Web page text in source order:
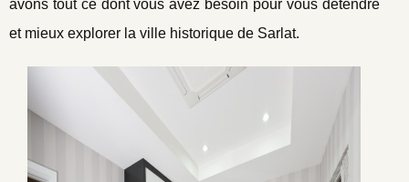
avons tout ce dont vous avez besoin pour vous détendre
et mieux explorer la ville historique de Sarlat.